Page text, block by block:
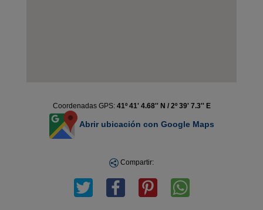
Coordenadas GPS: 41º 41' 4.68'' N / 2º 39' 7.3'' E
Abrir ubicación con Google Maps
Compartir: